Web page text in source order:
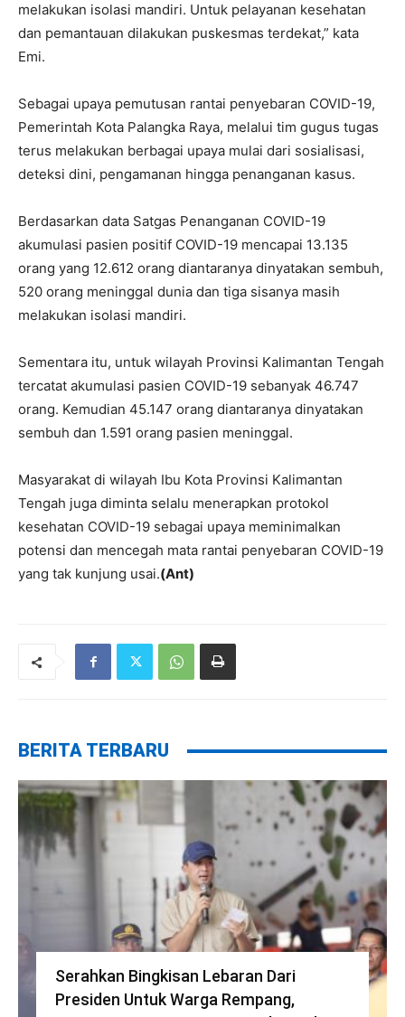
melakukan isolasi mandiri. Untuk pelayanan kesehatan
dan pemantauan dilakukan puskesmas terdekat,” kata
Emi.
Sebagai upaya pemutusan rantai penyebaran COVID-19,
Pemerintah Kota Palangka Raya, melalui tim gugus tugas
terus melakukan berbagai upaya mulai dari sosialisasi,
deteksi dini, pengamanan hingga penanganan kasus.
Berdasarkan data Satgas Penanganan COVID-19
akumulasi pasien positif COVID-19 mencapai 13.135
orang yang 12.612 orang diantaranya dinyatakan sembuh,
520 orang meninggal dunia dan tiga sisanya masih
melakukan isolasi mandiri.
Sementara itu, untuk wilayah Provinsi Kalimantan Tengah
tercatat akumulasi pasien COVID-19 sebanyak 46.747
orang. Kemudian 45.147 orang diantaranya dinyatakan
sembuh dan 1.591 orang pasien meninggal.
Masyarakat di wilayah Ibu Kota Provinsi Kalimantan
Tengah juga diminta selalu menerapkan protokol
kesehatan COVID-19 sebagai upaya meminimalkan
potensi dan mencegah mata rantai penyebaran COVID-19
yang tak kunjung usai.(Ant)
BERITA TERBARU
Serahkan Bingkisan Lebaran Dari
Presiden Untuk Warga Rempang,